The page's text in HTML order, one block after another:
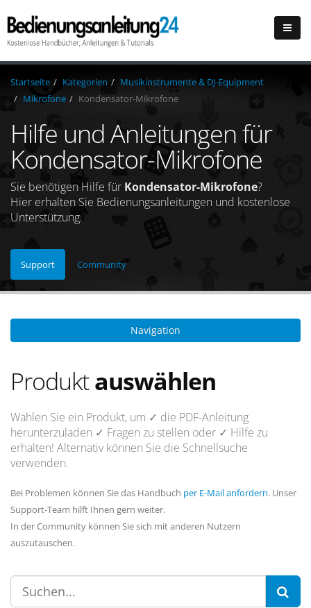
Startseite Kategorien
Musikinstrumente & DJ-Equipment
Mikrofone
Kondensator-Mikrofone
Hilfe und Anleitungen für
Kondensator-Mikrofone
Sie benötigen Hilfe für Kondensator-Mikrofone?
Hier erhalten Sie Bedienungsanleitungen und kostenlose
Unterstützung.
Support Community
Navigation
Produktauswählen
Wählen Sie ein Produkt, um ✓ die PDF-Anleitung
herunterzuladen ✓ Fragen zu stellen oder ✓ Hilfe zu
erhalten! Alternativ können Sie die Schnellsuche
verwenden.
Bei Problemen können Sie das Handbuch per E-Mail anfordern. Unser
Support-Team hilft Ihnen gern weiter.
In der Community können Sie sich mit anderen Nutzern
auszutauschen.